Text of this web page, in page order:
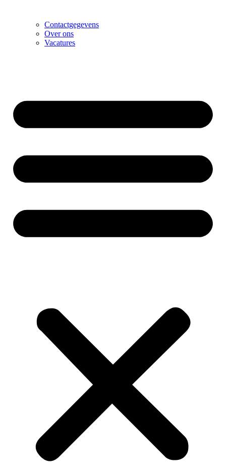
Contactgegevens
Over ons
Vacatures